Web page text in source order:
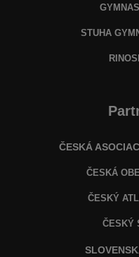
STUHA
ČESKÁ
ČESKÁ
ČESKÝ
ČESKÝ